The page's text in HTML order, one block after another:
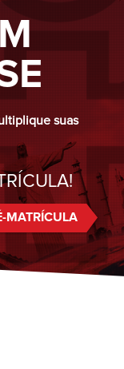
suas
MATRÍCULA